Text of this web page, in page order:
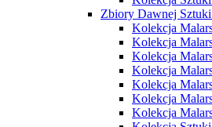
Zbiory Dawnej
Kolekcja
Kolekcja
Kolekcja
Kolekcja
Kolekcja
Kolekcja
Kolekcja